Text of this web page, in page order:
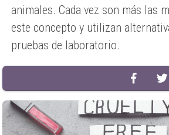
animales. Cada vez son más las
este concepto y utilizan
pruebas de laboratorio.